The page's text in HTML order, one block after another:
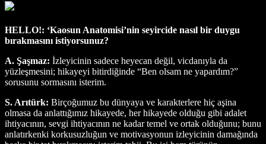
HELLO!: ‘Kaosun Anatomisi’nin seyircide nasıl bir duygu
bırakmasını istiyorsunuz?
A. Şaşmaz: İzleyicinin sadece heyecan değil, vicdanıyla da
yüzleşmesini; hikayeyi bitirdiğinde “Ben olsam ne yapardım?”
sorusunu sormasını isterim.
S. Arıtürk: Birçoğumuz bu dünyaya ve karakterlere hiç aşina
olmasa da anlattığımız hikayede, her hikayede olduğu gibi adalet
ihtiyacının, sevgi ihtiyacının ne kadar temel ve ortak olduğunu; bunu
anlatırkenki korkusuzluğun ve motivasyonun izleyicinin damağında